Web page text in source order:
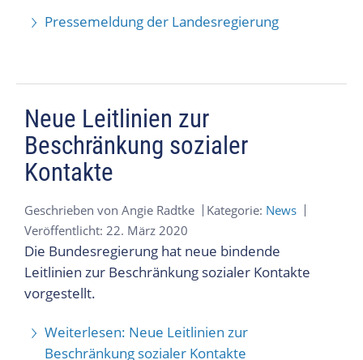
Pressemeldung der Landesregierung
Neue Leitlinien zur
Beschränkung sozialer
Kontakte
Geschrieben von Angie Radtke Kategorie: News
Veröffentlicht: 22. März 2020
Die Bundesregierung hat neue bindende
Leitlinien zur Beschränkung sozialer Kontakte
vorgestellt.
Weiterlesen: Neue Leitlinien zur
Beschränkung sozialer Kontakte